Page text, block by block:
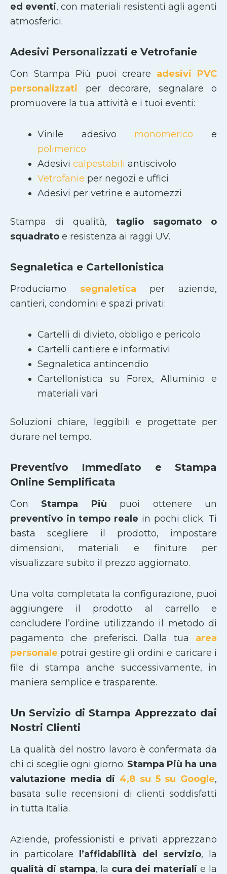
ed eventi, con materiali resistenti agli agenti
atmosferici.
Adesivi Personalizzati e Vetrofanie
Con Stampa Più puoi creare adesivi PVC
personalizzati per decorare, segnalare o
promuovere la tua attività e i tuoi eventi:
Vinile adesivo monomerico e
polimerico
Adesivi calpestabili antiscivolo
Vetrofanie per negozi e uffici
Adesivi per vetrine e automezzi
Stampa di qualità, taglio sagomato
o
squadrato e resistenza ai raggi UV.
Segnaletica e Cartellonistica
Produciamo segnaletica per aziende,
cantieri, condomini e spazi privati:
Cartelli di divieto, obbligo e pericolo
Cartelli cantiere e informativi
Segnaletica antincendio
Cartellonistica su Forex, Alluminio e
materiali vari
Soluzioni chiare, leggibili e progettate per
durare nel tempo.
Preventivo Immediato e Stampa
Online Semplificata
Con Stampa Più puoi ottenere un
preventivo in tempo reale in pochi click. Ti
basta scegliere il prodotto, impostare
dimensioni, materiali e finiture per
visualizzare subito il prezzo aggiornato.
Una volta completata la configurazione, puoi
aggiungere il prodotto al carrello e
concludere l’ordine utilizzando il metodo di
pagamento che preferisci. Dalla tua area
personale potrai gestire gli ordini e caricare i
file di stampa anche successivamente, in
maniera semplice e trasparente.
Un Servizio di Stampa Apprezzato dai
Nostri Clienti
La qualità del nostro lavoro è confermata da
chi ci sceglie ogni giorno. Stampa Più ha una
valutazione media di 4,8 su 5 su Google,
basata sulle recensioni di clienti soddisfatti
in tutta Italia.
Aziende, professionisti e privati apprezzano
in particolare
l’affidabilità del servizio, la
qualità di stampa, la cura dei materiali e la